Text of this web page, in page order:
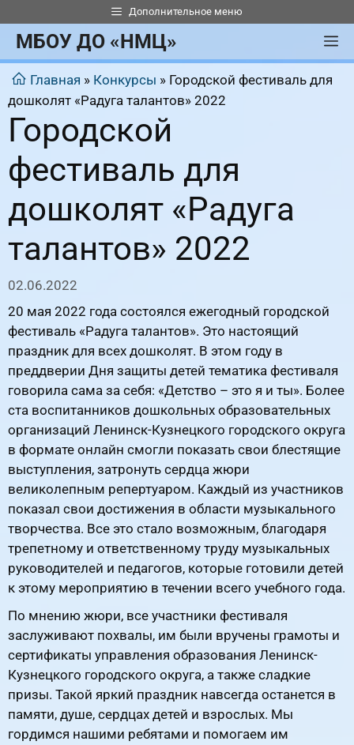
к
содержимому
Дополнительное меню
МБОУ ДО «НМЦ»
Главная » Конкурсы » Городской фестиваль для
дошколят «Радуга талантов» 2022
Городской
фестиваль для
дошколят «Радуга
талантов» 2022
02.06.2022
20 мая 2022 года состоялся ежегодный городской
фестиваль «Радуга талантов». Это настоящий
праздник для всех дошколят. В этом году в
преддверии Дня защиты детей тематика фестиваля
говорила сама за себя: «Детство – это я и ты». Более
ста воспитанников дошкольных образовательных
организаций Ленинск-Кузнецкого городского округа
в формате онлайн смогли показать свои блестящие
выступления, затронуть сердца жюри
великолепным репертуаром. Каждый из участников
показал свои достижения в области музыкального
творчества. Все это стало возможным, благодаря
трепетному и ответственному труду музыкальных
руководителей и педагогов, которые готовили детей
к этому мероприятию в течении всего учебного года.
По мнению жюри, все участники фестиваля
заслуживают похвалы, им были вручены грамоты и
сертификаты управления образования Ленинск-
Кузнецкого городского округа, а также сладкие
призы. Такой яркий праздник навсегда останется в
памяти, душе, сердцах детей и взрослых. Мы
гордимся нашими ребятами и помогаем им